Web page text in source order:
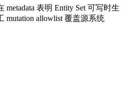
metadata 表明 Entity Set 可写时生
mutation allowlist 覆盖源系统